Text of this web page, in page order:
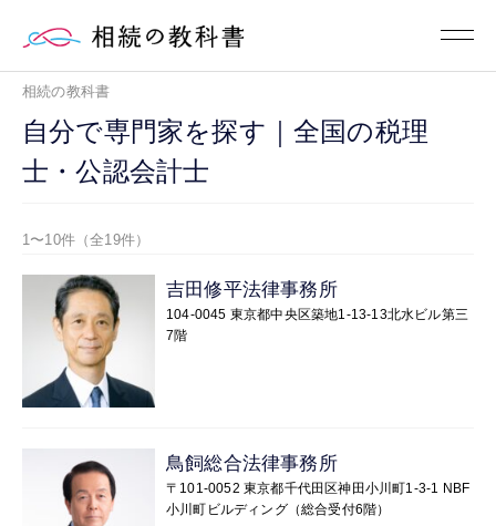
相続の教科書
自分で専門家を探す｜全国の税理
士・公認会計士
1〜10件（全19件）
吉田修平法律事務所
104-0045 東京都中央区築地1-13-13北水ビル第三
7階
鳥飼総合法律事務所
〒101-0052 東京都千代田区神田小川町1-3-1 NBF
小川町ビルディング（総合受付6階）